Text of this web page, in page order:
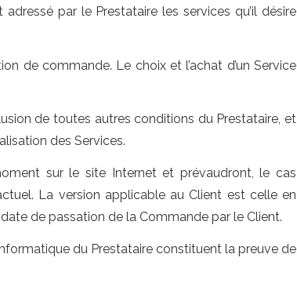
par le Prestataire les services qu’il désire
de commande. Le choix et l’achat d’un Service
de toutes autres conditions du Prestataire, et
des Services.
sur le site Internet et prévaudront, le cas
La version applicable au Client est celle en
de passation de la Commande par le Client.
du Prestataire constituent la preuve de